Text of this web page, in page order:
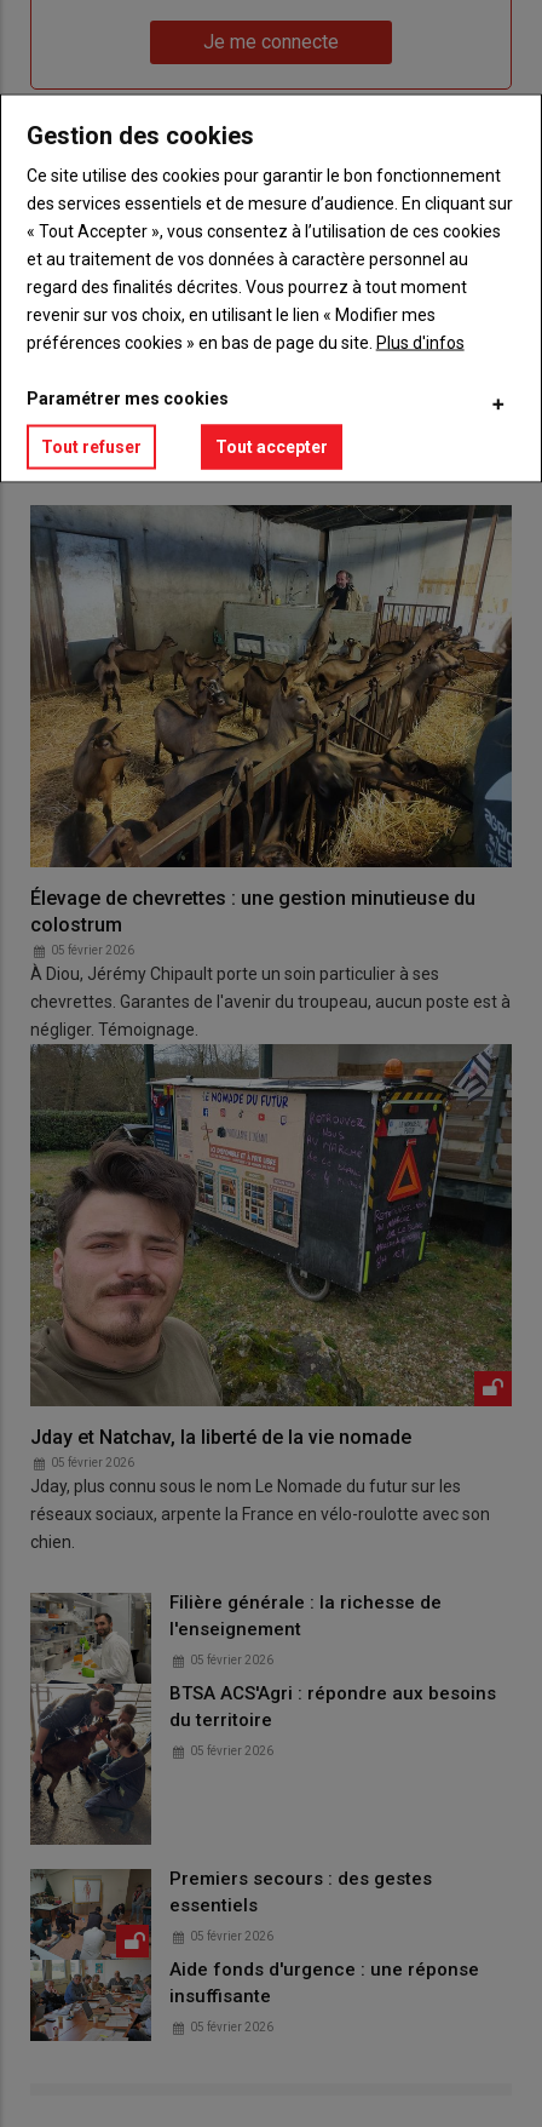
de
passe"
me
Je me connecte
Sous-
Vous n'êtes pas abonné(e)
TITRE CRÉEZ UN COMPTE
BodyChoisissez votre formule et créez votre
compte pour accéder à tout {nom-site}.
Lien Créez un compte
VOUS AIMEREZ AUSSI
Élevage de chevrettes : une gestion minutieuse du
colostrum
05 février 2026
À Diou, Jérémy Chipault porte un soin particulier à ses
chevrettes. Garantes de l'avenir du troupeau, aucun poste est à
négliger. Témoignage.
Jday et Natchav, la liberté de la vie nomade
05 février 2026
Jday, plus connu sous le nom Le Nomade du futur sur les
réseaux sociaux, arpente la France en vélo-roulotte avec son
chien.
Filière générale : la richesse de
l'enseignement
05 février 2026
BTSA ACS'Agri : répondre aux besoins
du territoire
05 février 2026
Premiers secours : des gestes
essentiels
05 février 2026
Aide fonds d'urgence : une réponse
insuffisante
05 février 2026
Gestion des cookies
Ce site utilise des cookies pour garantir le bon fonctionnement
des services essentiels et de mesure d’audience. En cliquant sur
« Tout Accepter », vous consentez à l’utilisation de ces cookies
et au traitement de vos données à caractère personnel au
regard des finalités décrites. Vous pourrez à tout moment
revenir sur vos choix, en utilisant le lien « Modifier mes
préférences cookies » en bas de page du site. Plus d'infos
Paramétrer mes cookies
Tout refuser Tout accepter